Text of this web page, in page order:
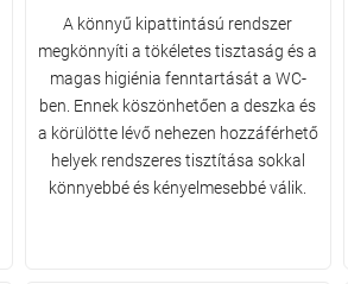
A könnyű kipattintású rendszer
megkönnyíti a tökéletes tisztaság és a
magas higiénia fenntartását a WC-
ben. Ennek köszönhetően a deszka és
a körülötte lévő nehezen hozzáférhető
helyek rendszeres tisztítása sokkal
könnyebbé és kényelmesebbé válik.